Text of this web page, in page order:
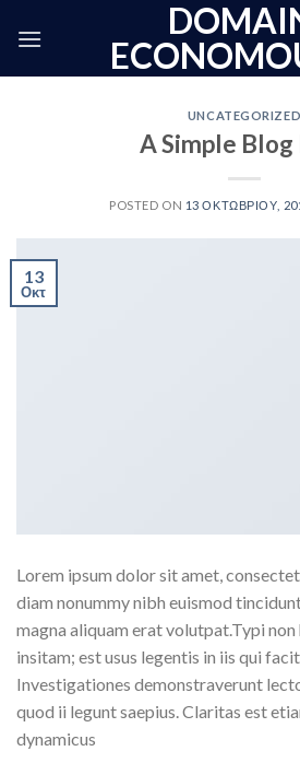
UNCATEGORIZED
A Simple Blog
POSTED ON 13 ΟΚΤΩΒΡΊΟΥ,
13
Οκτ
Lorem ipsum dolor sit amet,
diam nonummy nibh euismod
magna aliquam erat volutpat.Typi
insitam; est usus legentis in iis qui
Investigationes demonstraverunt
quod ii legunt saepius. Claritas est
dynamicus